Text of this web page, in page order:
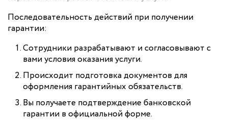
Последовательность действий при получении
гарантии:
Сотрудники разрабатывают и согласовывают с
вами условия оказания услуги.
Происходит подготовка документов для
оформления гарантийных обязательств.
Вы получаете подтверждение банковской
гарантии в официальной форме.